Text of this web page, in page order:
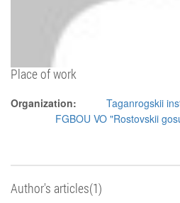
Place of work
Organization:
Taganrogskii
FGBOU VO "Rostovskii
Author's articles(1)